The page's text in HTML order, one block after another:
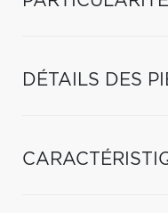
DÉTAILS DES